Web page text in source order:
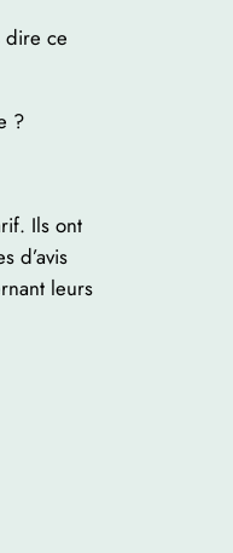
dire ce
?
Ils ont
d’avis
leurs